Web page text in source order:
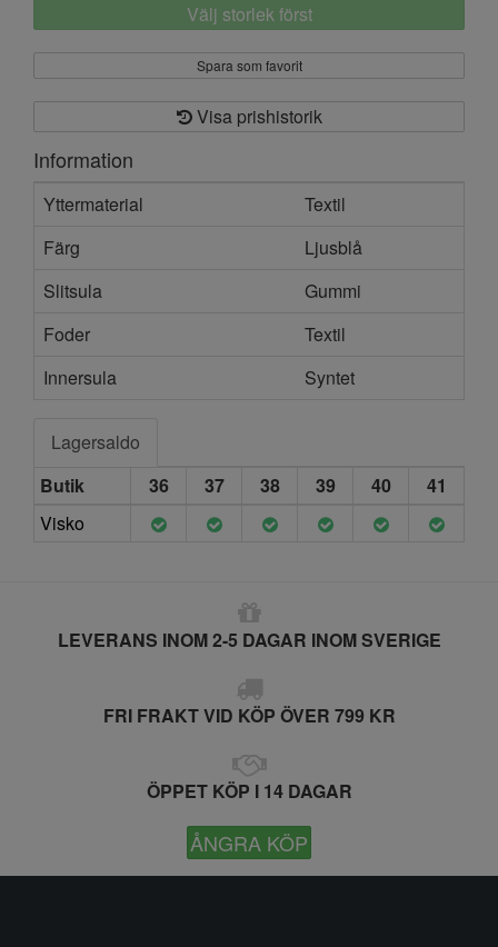
Välj storlek först
Spara som favorit
Visa prishistorik
Information
Yttermaterial
Textil
Färg
Ljusblå
Slitsula
Gummi
Foder
Textil
Innersula
Syntet
Lagersaldo
Butik
36 37 38 39 40
41
Visko
LEVERANS INOM 2-5 DAGAR INOM SVERIGE
FRI FRAKT VID KÖP ÖVER 799 KR
ÖPPET KÖP I 14 DAGAR
ÅNGRA KÖP